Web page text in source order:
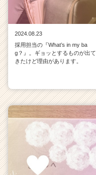
2024.08.23
採用担当の『What’s in my ba
g？』。ギョッとするものが出て
きたけど理由があります。